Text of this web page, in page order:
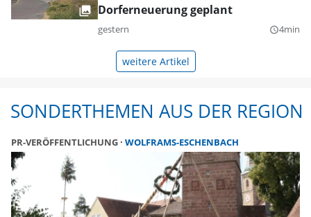
Dorferneuerung geplant
gestern query_builder4min
weitere Artikel
SONDERTHEMEN AUS DER REGION
PR-VERÖFFENTLICHUNG WOLFRAMS-ESCHENBACH